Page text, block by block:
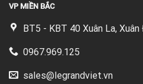
VP MIỀN BẮC
BT5 - KBT 40 Xuân La,
0967.969.125
sales@legrandviet.vn